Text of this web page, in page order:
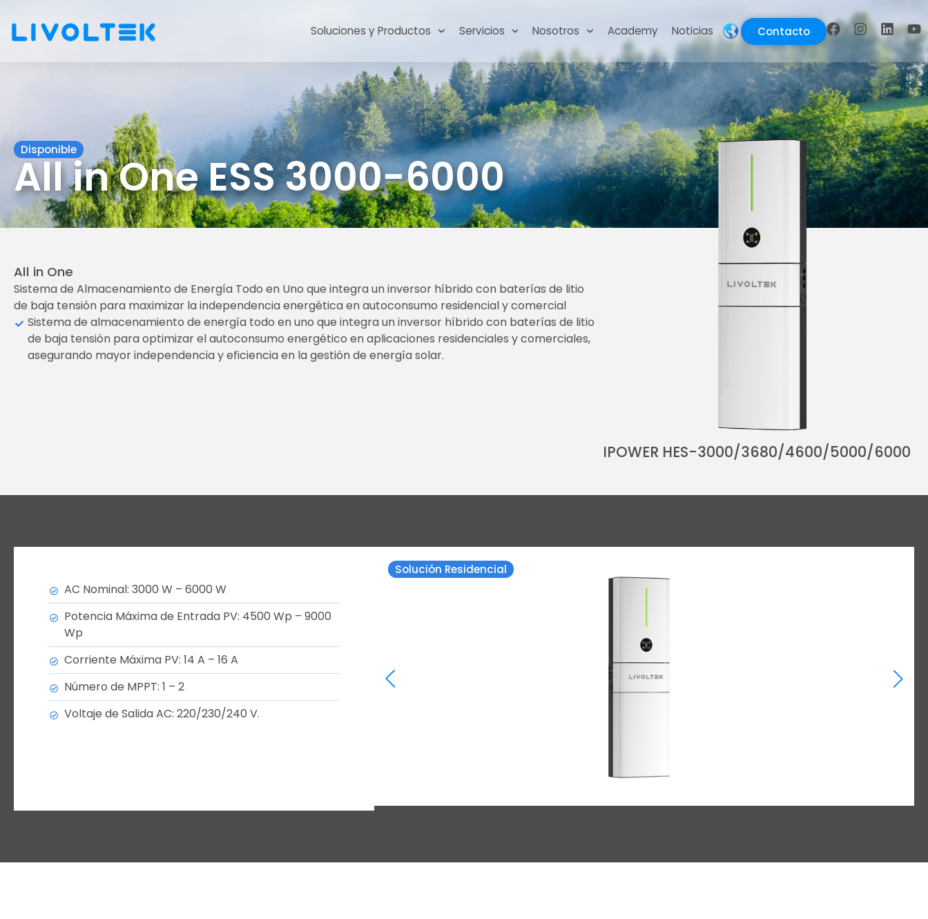
Soluciones y Productos Servicios Nosotros Academy Noticias Contacto
Disponible
All in One ESS 3000-6000
All in One
Sistema de Almacenamiento de Energía Todo en Uno que integra un inversor híbrido con baterías de litio
de baja tensión para maximizar la independencia energética en autoconsumo residencial y comercial
Sistema de almacenamiento de energía todo en uno que integra un inversor híbrido con baterías de litio
de baja tensión para optimizar el autoconsumo energético en aplicaciones residenciales y comerciales,
asegurando mayor independencia y eficiencia en la gestión de energía solar.
IPOWER HES-3000/3680/4600/5000/6000
AC Nominal: 3000 W – 6000 W
Potencia Máxima de Entrada PV: 4500 Wp – 9000
Wp
Corriente Máxima PV: 14 A – 16 A
Número de MPPT: 1 – 2
Voltaje de Salida AC: 220/230/240 V.
Solución Residencial